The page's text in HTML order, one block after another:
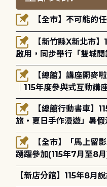
【全市】不可能的
啟用，同步舉行「雙城
躍參加(115年8月3日至
｜115年度參與式互動
場！
旅・夏日手作漫遊」暑
報名
踴躍參加(115年7月至8月
【新店分館】115年8